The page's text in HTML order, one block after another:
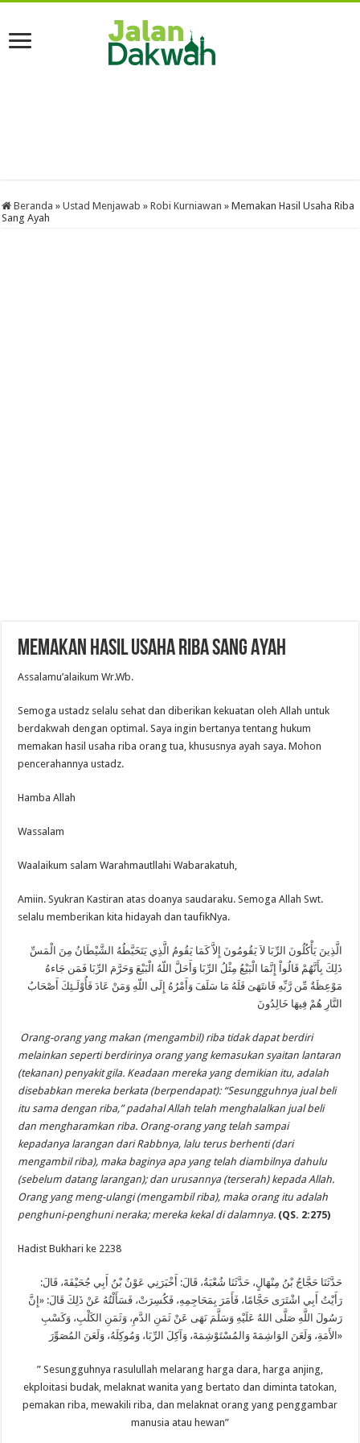
Beranda » Ustad Menjawab » Robi Kurniawan » Memakan Hasil Usaha Riba
Sang Ayah
Memakan Hasil Usaha Riba Sang Ayah
Assalamu’alaikum Wr.Wb.
Semoga ustadz selalu sehat dan diberikan kekuatan oleh Allah untuk
berdakwah dengan optimal. Saya ingin bertanya tentang hukum
memakan hasil usaha riba orang tua, khususnya ayah saya. Mohon
pencerahannya ustadz.
Hamba Allah
Wassalam
Waalaikum salam Warahmautllahi Wabarakatuh,
Amiin. Syukran Kastiran atas doanya saudaraku. Semoga Allah Swt.
selalu memberikan kita hidayah dan taufikNya.
الَّذِينَ يَأْكُلُونَ الرِّبَا لاَ يَقُومُونَ إِلاَّ كَمَا يَقُومُ الَّذِي يَتَخَبَّطُهُ الشَّيْطَانُ مِنَ الْمَسِّ
ذَلِكَ بِأَنَّهُمْ قَالُواْ إِنَّمَا الْبَيْعُ مِثْلُ الرِّبَا وَأَحَلَّ اللّهُ الْبَيْعَ وَحَرَّمَ الرِّبَا فَمَن جَاءهُ
مَوْعِظَةٌ مِّن رَّبِّهِ فَانتَهَىَ فَلَهُ مَا سَلَفَ وَأَمْرُهُ إِلَى اللّهِ وَمَنْ عَادَ فَأُوْلَـئِكَ أَصْحَابُ
النَّارِ هُمْ فِيهَا خَالِدُونَ
Orang-orang yang makan (mengambil) riba tidak dapat berdiri
melainkan seperti berdirinya orang yang kemasukan syaitan lantaran
(tekanan) penyakit gila. Keadaan mereka yang demikian itu, adalah
disebabkan mereka berkata (berpendapat): “Sesungguhnya jual beli
itu sama dengan riba,” padahal Allah telah menghalalkan jual beli
dan mengharamkan riba. Orang-orang yang telah sampai
kepadanya larangan dari Rabbnya, lalu terus berhenti (dari
mengambil riba), maka baginya apa yang telah diambilnya dahulu
(sebelum datang larangan); dan urusannya (terserah) kepada Allah.
Orang yang meng-ulangi (mengambil riba), maka orang itu adalah
penghuni-penghuni neraka; mereka kekal di dalamnya. (QS. 2:275)
Hadist Bukhari ke 2238
رَأَيْتُ أَبِي اشْتَرَى حَجَّامًا، فَأَمَرَ بِمَحَاجِمِهِ، فَكُسِرَتْ، فَسَأَلْتُهُ عَنْ ذَلِكَ قَالَ: «إِنَّ
رَسُولَ اللَّهِ صَلَّى اللهُ عَلَيْهِ وَسَلَّمَ نَهَى عَنْ ثَمَنِ الدَّمِ، وَثَمَنِ الكَلْبِ، وَكَسْبِ
الأَمَةِ، وَلَعَنَ الوَاشِمَةَ وَالمُسْتَوْشِمَةَ، وَآكِلَ الرِّبَا، وَمُوكِلَهُ، وَلَعَنَ المُصَوِّرَ»
” Sesungguhnya rasulullah melarang harga dara, harga anjing,
ekploitasi budak, melaknat wanita yang bertato dan diminta tatokan,
pemakan riba, mewakili riba, dan melaknat orang yang penggambar
manusia atau hewan”